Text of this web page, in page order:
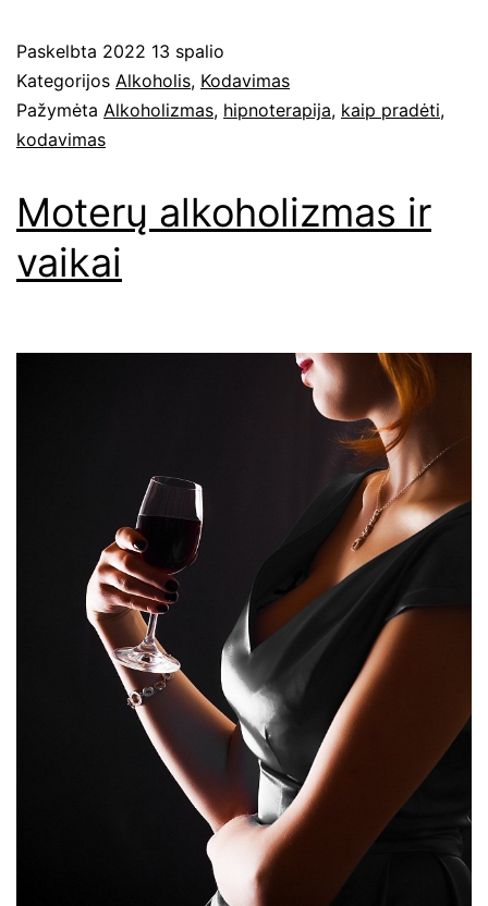
Paskelbta 2022 13 spalio
Kategorijos Alkoholis, Kodavimas
Pažymėta Alkoholizmas, hipnoterapija, kaip pradėti,
kodavimas
Moterų alkoholizmas ir
vaikai